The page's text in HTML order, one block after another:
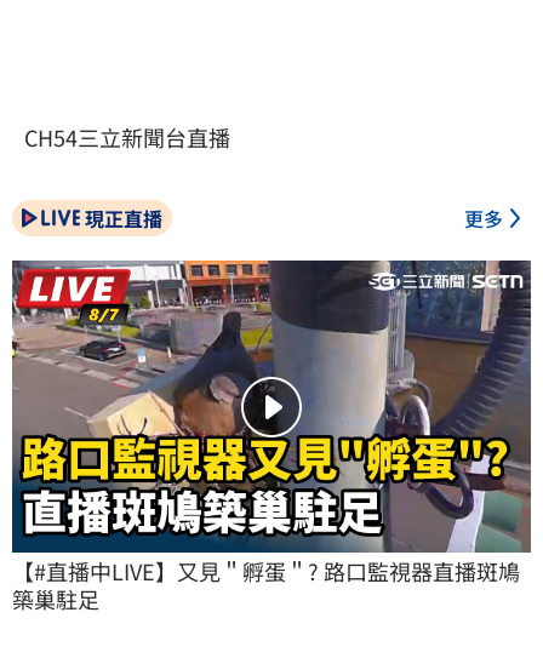
CH54三立新聞台直播
現正直播 更多
【#直播中LIVE】又見＂孵蛋＂? 路口監視器直播斑鳩
築巢駐足